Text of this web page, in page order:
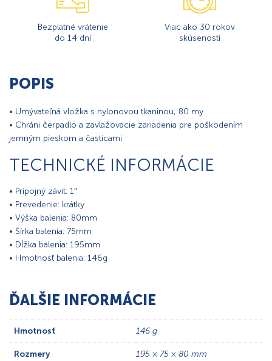
Bezplatné vrátenie
do 14 dní
Viac ako 30 rokov
skúseností
POPIS
• Umývateľná vložka s nylonovou tkaninou, 80 my
• Chráni čerpadlo a zavlažovacie zariadenia pre poškodením
jemným pieskom a časticami
TECHNICKÉ INFORMÁCIE
• Prípojný závit: 1″
• Prevedenie: krátky
• Výška balenia: 80mm
• Šírka balenia: 75mm
• Dĺžka balenia: 195mm
• Hmotnosť balenia: 146g
ĎALŠIE INFORMÁCIE
Hmotnosť 146 g
Rozmery 195 × 75 × 80 mm